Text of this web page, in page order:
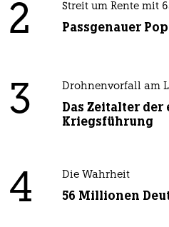
2 Streit um Rente mit
Passgenauer
3 Drohnenvorfall am
Das Zeitalter
Kriegsführung
4 Die Wahrheit
56 Millionen